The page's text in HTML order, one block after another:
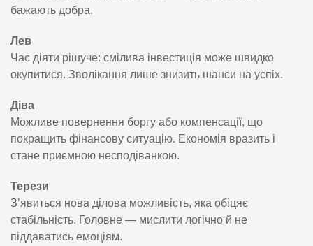
бажають добра.
Лев
Час діяти рішуче: смілива інвестиція може швидко
окупитися. Зволікання лише знизить шанси на успіх.
Діва
Можливе повернення боргу або компенсації, що
покращить фінансову ситуацію. Економія вразить і
стане приємною несподіванкою.
Терези
З’явиться нова ділова можливість, яка обіцяє
стабільність. Головне — мислити логічно й не
піддаватись емоціям.